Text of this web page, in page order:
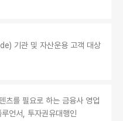
기관 및 자산운용 고객 대상
츠를 필요로 하는 금융사 영업
언서, 투자권유대행인